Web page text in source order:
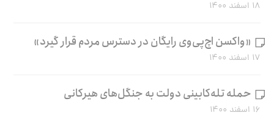
۱۸ اسفند ۱۴۰۰
«واکسن اچ‌پی‌وی رایگان در دسترس مردم قرار گیرد»
۱۷ اسفند ۱۴۰۰
حمله تله‌کابینی دولت به جنگل‌های هیرکانی
۱۶ اسفند ۱۴۰۰